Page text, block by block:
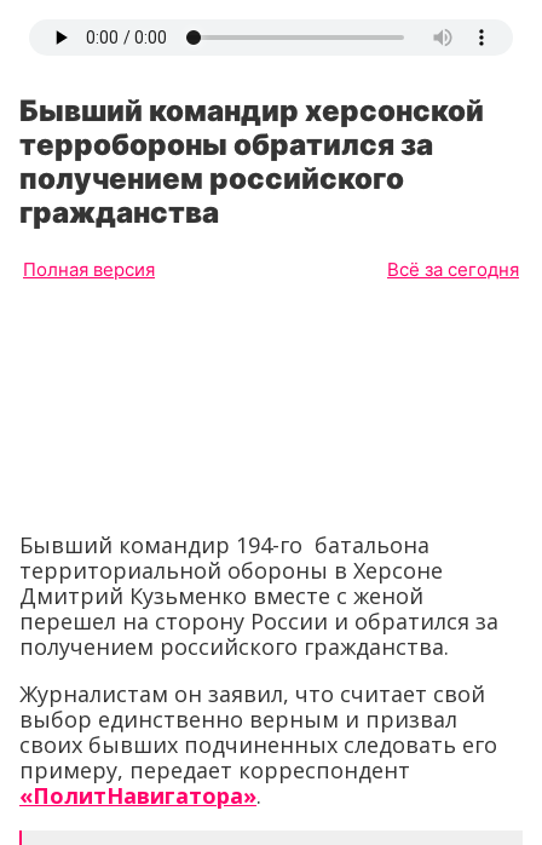
Бывший командир херсонской
терробороны обратился за
получением российского
гражданства
Полная версия Всё за сегодня
Бывший командир 194-го батальона
территориальной обороны в Херсоне
Дмитрий Кузьменко вместе с женой
перешел на сторону России и обратился за
получением российского гражданства.
Журналистам он заявил, что считает свой
выбор единственно верным и призвал
своих бывших подчиненных следовать его
примеру, передает корреспондент
«ПолитНавигатора».